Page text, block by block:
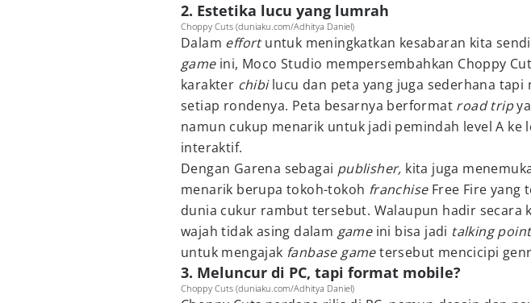
2. Estetika lucu yang lumrah
Choppy Cuts (duniaku.com/Adhitya Daniel)
Dalam effortuntuk meningkatkan kesabaran kita
game ini, Moco Studio mempersembahkan Choppy
karakter chibilucu dan peta yang juga sederhana tapi
setiap rondenya. Peta besarnya berformat road trip
namun cukup menarik untuk jadi pemindah level A ke
interaktif.
Dengan Garena sebagai publisher, kita juga
menarik berupa tokoh-tokoh franchiseFree Fire yang
dunia cukur rambut tersebut. Walaupun hadir secara
wajah tidak asing dalam game ini bisa jadi talking
untuk mengajak fanbase gametersebut mencicipi
3. Meluncur di PC, tapi format mobile?
Choppy Cuts (duniaku.com/Adhitya Daniel)